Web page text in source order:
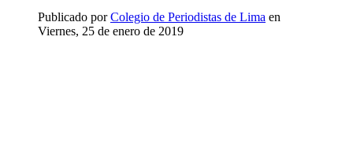
Publicado porColegio de Periodistas de Lima en
Viernes, 25 de enero de 2019